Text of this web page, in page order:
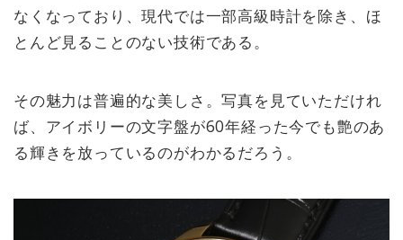
なくなっており、現代では一部高級時計を除き、ほ
とんど見ることのない技術である。
その魅力は普遍的な美しさ。写真を見ていただけれ
ば、アイボリーの文字盤が60年経った今でも艶のあ
る輝きを放っているのがわかるだろう。